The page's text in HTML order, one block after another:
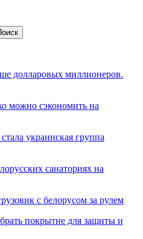
долларовых миллионеров.
можно сэкономить на
украинская группа
санаториях на
с белорусом за рулем
покрытие для защиты и